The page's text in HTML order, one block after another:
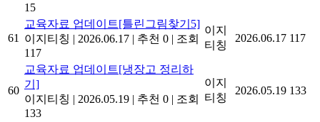
15
61
교육자료 업데이트[틀린그림찾기5]
이지티칭 | 2026.06.17 | 추천 0 | 조회
117
이지
티칭
2026.06.17 117
60
교육자료 업데이트[냉장고 정리하
기]
이지티칭 | 2026.05.19 | 추천 0 | 조회
133
이지
티칭
2026.05.19 133